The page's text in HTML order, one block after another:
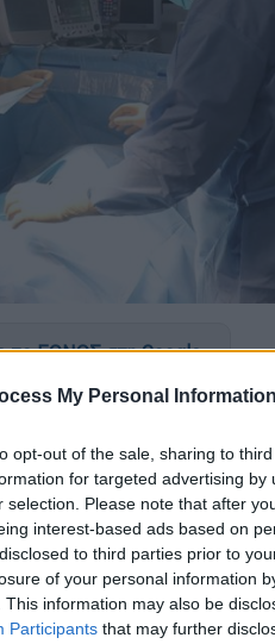
My Personal Information
opt-out of the sale, sharing to
for targeted advertising
selection. Please note that after
interest-based ads based on
to third parties prior to
of your personal information
This information may also be
Participants that may further
το ΕΘΝΟΣ στη Google
λόγωέλλειψης
Τομέας
) τουΝοσοκομείου
τακτικών